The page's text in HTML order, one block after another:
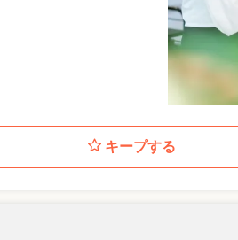
キープする